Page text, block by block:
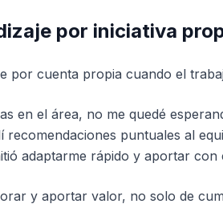
por iniciativa
por cuenta propia cuando el
en el área, no me quedé
recomendaciones puntuales al
adaptarme rápido y aportar con
y aportar valor, no solo de